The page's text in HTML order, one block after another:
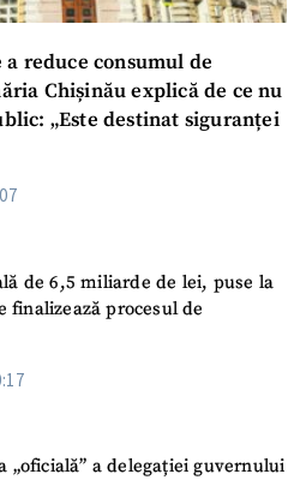
reduce consumul de
Chișinău explică de ce nu
„Este destinat siguranței
de 6,5 miliarde de lei, puse la
finalizează procesul de
„oficială” a delegației guvernului